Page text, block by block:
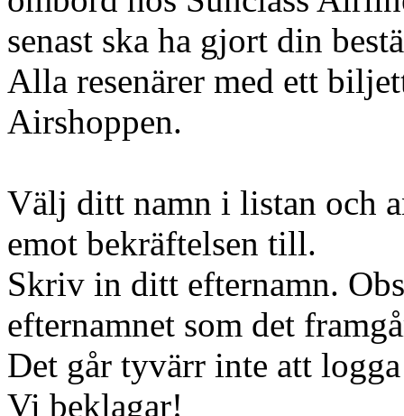
senast ska ha gjort din
Alla resenärer med ett
Airshoppen.
Välj ditt namn i listan och
emot bekräftelsen till.
Skriv in ditt efternamn.
efternamnet som det
Det går tyvärr inte att
Vi beklagar!